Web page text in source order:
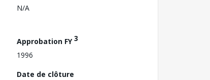
N/A
Approbation FY3
1996
Date de clôture